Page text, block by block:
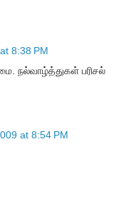
8:38 PM
நல்வாழ்த்துகள் பரிசல்
at 8:54 PM